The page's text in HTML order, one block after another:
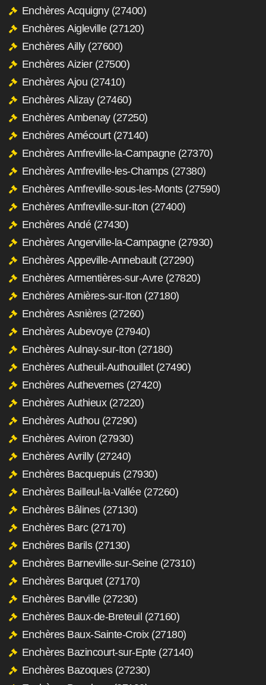
Enchères Acquigny (27400)
Enchères Aigleville (27120)
Enchères Ailly (27600)
Enchères Aizier (27500)
Enchères Ajou (27410)
Enchères Alizay (27460)
Enchères Ambenay (27250)
Enchères Amécourt (27140)
Enchères Amfreville-la-Campagne (27370)
Enchères Amfreville-les-Champs (27380)
Enchères Amfreville-sous-les-Monts (27590)
Enchères Amfreville-sur-Iton (27400)
Enchères Andé (27430)
Enchères Angerville-la-Campagne (27930)
Enchères Appeville-Annebault (27290)
Enchères Armentières-sur-Avre (27820)
Enchères Arnières-sur-Iton (27180)
Enchères Asnières (27260)
Enchères Aubevoye (27940)
Enchères Aulnay-sur-Iton (27180)
Enchères Autheuil-Authouillet (27490)
Enchères Authevernes (27420)
Enchères Authieux (27220)
Enchères Authou (27290)
Enchères Aviron (27930)
Enchères Avrilly (27240)
Enchères Bacquepuis (27930)
Enchères Bailleul-la-Vallée (27260)
Enchères Bâlines (27130)
Enchères Barc (27170)
Enchères Barils (27130)
Enchères Barneville-sur-Seine (27310)
Enchères Barquet (27170)
Enchères Barville (27230)
Enchères Baux-de-Breteuil (27160)
Enchères Baux-Sainte-Croix (27180)
Enchères Bazincourt-sur-Epte (27140)
Enchères Bazoques (27230)